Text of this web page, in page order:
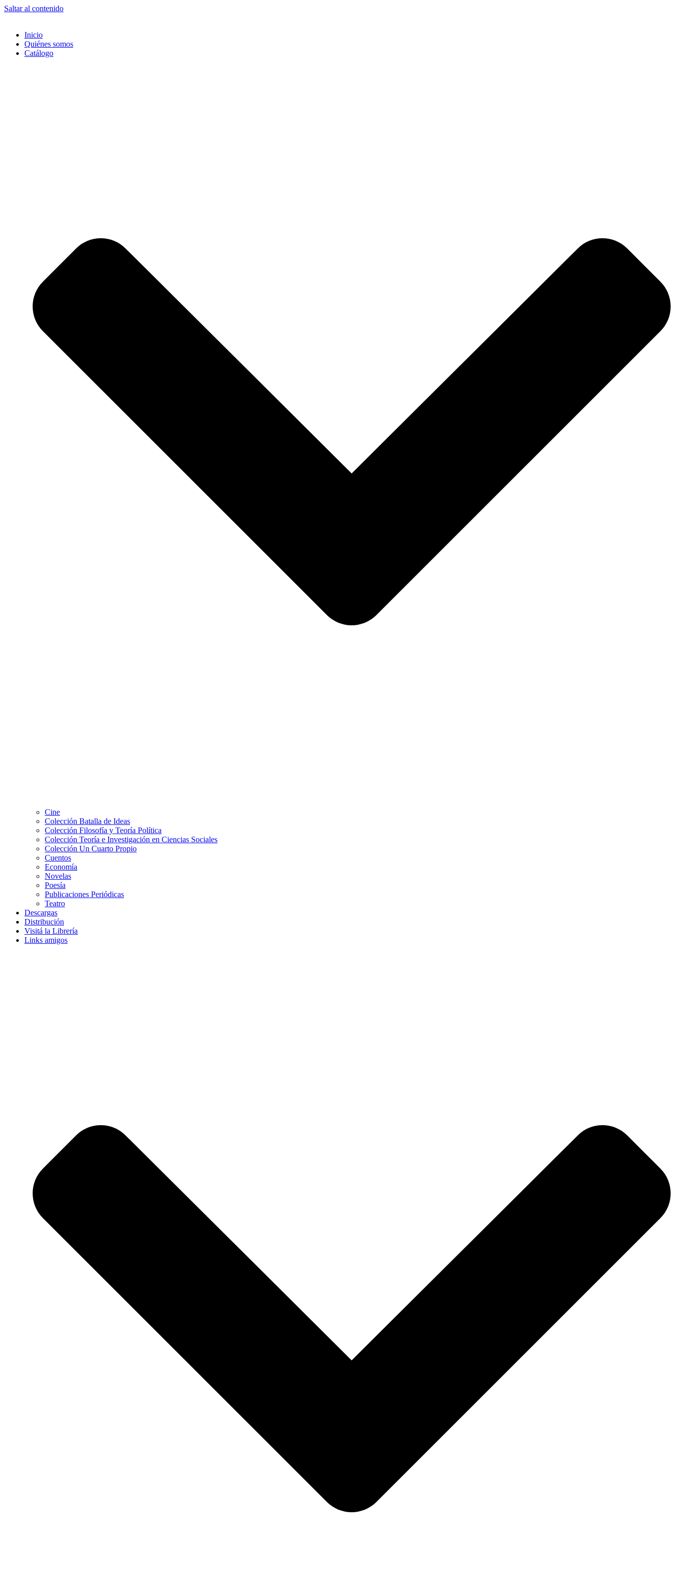
Saltar al contenido
Inicio
Quiénes somos
Catálogo
Cine
Colección Batalla de Ideas
Colección Filosofía y Teoría Política
Colección Teoría e Investigación en Ciencias Sociales
Colección Un Cuarto Propio
Cuentos
Economía
Novelas
Poesía
Publicaciones Periódicas
Teatro
Descargas
Distribución
Visitá la Librería
Links amigos